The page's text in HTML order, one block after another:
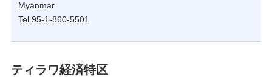
Myanmar
Tel.95-1-860-5501
ティラワ経済特区